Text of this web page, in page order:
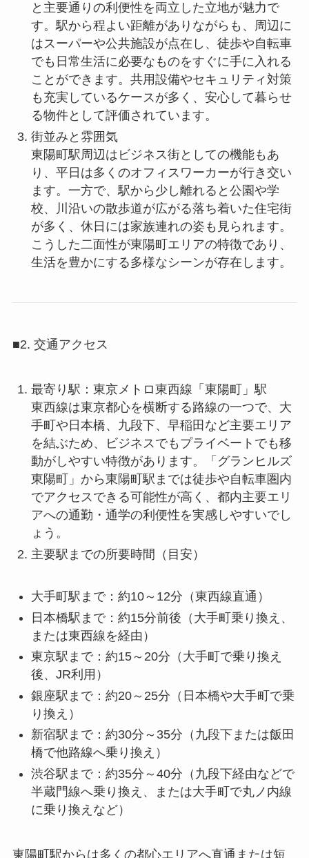
と主要通りの利便性を両立した立地が魅力で
す。駅から程よい距離がありながらも、周辺に
はスーパーや公共施設が点在し、徒歩や自転車
でも日常生活に必要なものをすぐに手に入れる
ことができます。共用設備やセキュリティ対策
も充実しているケースが多く、安心して暮らせ
る物件として評価されています。
街並みと雰囲気
東陽町駅周辺はビジネス街としての機能もあ
り、平日は多くのオフィスワーカーが行き交い
ます。一方で、駅から少し離れると公園や学
校、川沿いの散歩道が広がる落ち着いた住宅街
が多く、休日には家族連れの姿も見られます。
こうした二面性が東陽町エリアの特徴であり、
生活を豊かにする多様なシーンが存在します。
■2. 交通アクセス
最寄り駅：東京メトロ東西線「東陽町」駅
東西線は東京都心を横断する路線の一つで、大
手町や日本橋、九段下、早稲田など主要エリア
を結ぶため、ビジネスでもプライベートでも移
動がしやすい特徴があります。「グランヒルズ
東陽町」から東陽町駅までは徒歩や自転車圏内
でアクセスできる可能性が高く、都内主要エリ
アへの通勤・通学の利便性を実感しやすいでし
ょう。
主要駅までの所要時間（目安）
大手町駅まで：約10～12分（東西線直通）
日本橋駅まで：約15分前後（大手町乗り換え、
または東西線を経由）
東京駅まで：約15～20分（大手町で乗り換え
後、JR利用）
銀座駅まで：約20～25分（日本橋や大手町で乗
り換え）
新宿駅まで：約30分～35分（九段下または飯田
橋で他路線へ乗り換え）
渋谷駅まで：約35分～40分（九段下経由などで
半蔵門線へ乗り換え、または大手町で丸ノ内線
に乗り換えなど）
東陽町駅からは多くの都心エリアへ直通または短